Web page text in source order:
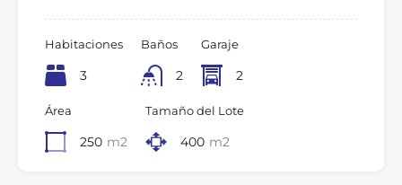
Habitaciones
3
Baños
2
Garaje
2
Área
250 m2
Tamaño del Lote
400 m2